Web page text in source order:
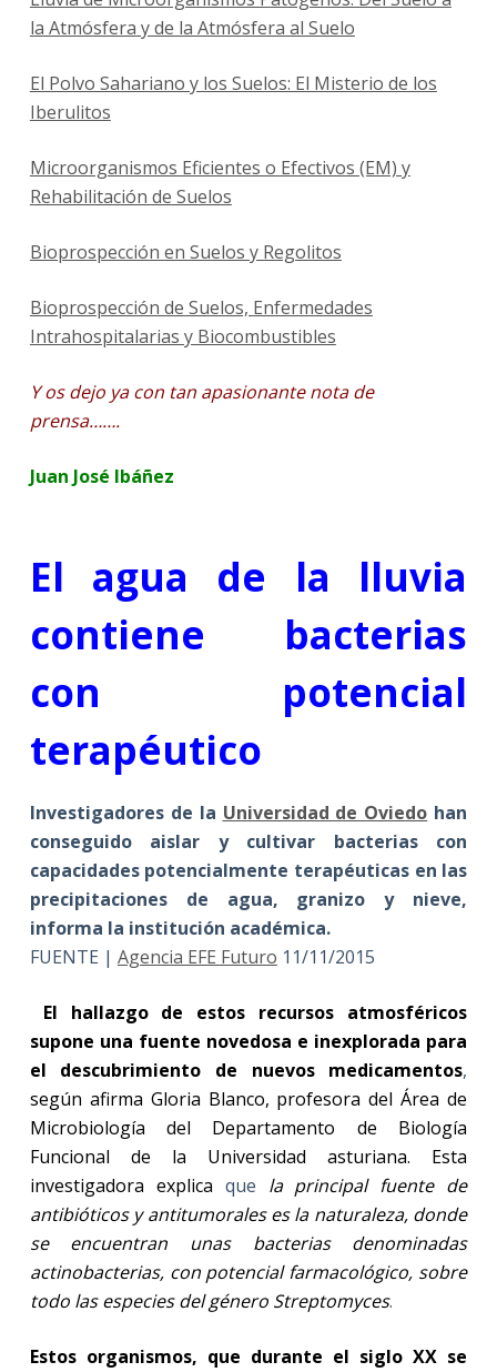
la Atmósfera y de la Atmósfera al Suelo
El Polvo Sahariano y los Suelos: El Misterio de los
Iberulitos
Microorganismos Eficientes o Efectivos (EM) y
Rehabilitación de Suelos
Bioprospección en Suelos y Regolitos
Bioprospección de Suelos, Enfermedades
Intrahospitalarias y Biocombustibles
Y os dejo ya con tan apasionante nota de
prensa…….
Juan José Ibáñez
El agua de la lluvia
contiene bacterias
con potencial
terapéutico
Investigadores de la Universidad de Oviedo han
conseguido aislar y cultivar bacterias con
capacidades potencialmente terapéuticas en las
precipitaciones de agua, granizo y nieve,
informa la institución académica.
FUENTE | Agencia EFE Futuro 11/11/2015
El hallazgo de estos recursos atmosféricos
supone una fuente novedosa e inexplorada para
el descubrimiento de nuevos medicamentos,
según afirma Gloria Blanco, profesora del Área de
Microbiología del Departamento de Biología
Funcional de la Universidad asturiana. Esta
investigadora explica que la principal fuente de
antibióticos y antitumorales es la naturaleza, donde
se encuentran unas bacterias denominadas
actinobacterias, con potencial farmacológico, sobre
todo las especies del género Streptomyces.
Estos organismos, que durante el siglo XX se